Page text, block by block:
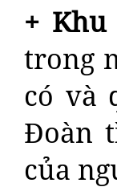
+
trong
có và
Đoàn
của